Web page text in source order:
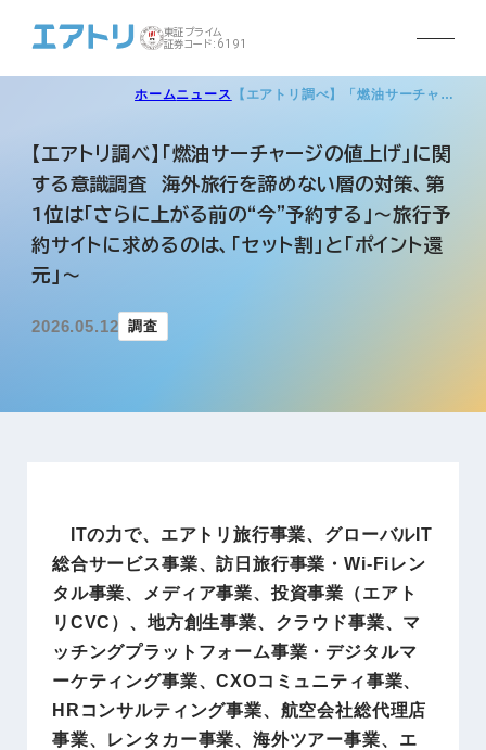
東証プライム
証券コード:6191
ホームニュース 【エアトリ調べ】「燃油サーチャ…
【エアトリ調べ】「燃油サーチャージの値上げ」に関
する意識調査 海外旅行を諦めない層の対策、第
1位は「さらに上がる前の“今”予約する」～旅行予
約サイトに求めるのは、「セット割」と「ポイント還
元」～
2026.05.12 調査
ITの力で、エアトリ旅行事業、グローバルIT
総合サービス事業、訪日旅行事業・Wi-Fiレン
タル事業、メディア事業、投資事業（エアト
リCVC）、地方創生事業、クラウド事業、マ
ッチングプラットフォーム事業・デジタルマ
ーケティング事業、CXOコミュニティ事業、
HRコンサルティング事業、航空会社総代理店
事業、レンタカー事業、海外ツアー事業、エ